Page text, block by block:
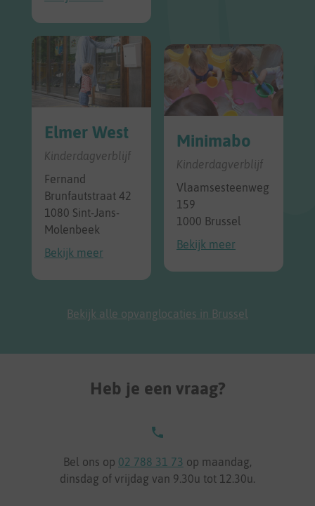
Elmer West
Kinderdagverblijf
Fernand
Brunfautstraat 42
1080 Sint-Jans-
Molenbeek
Bekijk meer
Minimabo
Kinderdagverblijf
Vlaamsesteenweg
159
1000 Brussel
Bekijk meer
Bekijk alle opvanglocaties in Brussel
Heb je een vraag?
Bel ons op 02 788 31 73 op maandag,
dinsdag of vrijdag van 9.30u tot 12.30u.